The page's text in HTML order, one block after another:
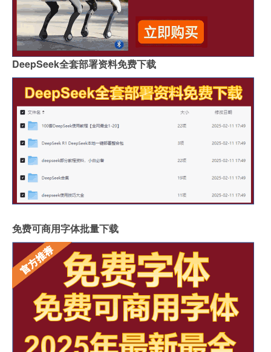
DeepSeek全套部署资料免费下载
免费可商用字体批量下载